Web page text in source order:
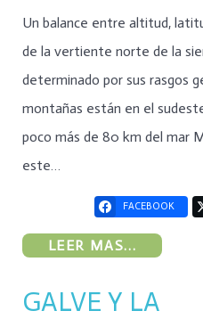
Un balance entre altitud,
de la vertiente norte de la
determinado por sus rasgos
montañas están en el
poco más de 80 km del mar
este…
FACEBOOK
LEER MAS...
GALVE Y LA